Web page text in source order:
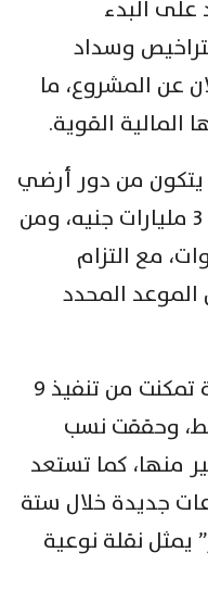
البدء
وسداد
عن المشروع، ما
المالية القوية.
من دور أرضي
و18 طابقًا، باستثمارات تقدر بـ 3 مليارات جنيه، ومن
مع التزام
المحدد
أشار العبيدي إلى أن الشركة تمكنت من تنفيذ 9
وحققت نسب
عدد كبير منها، كما تستعد
جديدة خلال ستة
يمثل نقلة نوعية